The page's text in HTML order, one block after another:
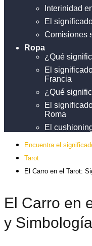
Interinidad
El
Comisiones
Ropa
¿Qué
El
Francia
¿Qué
El
Roma
El
Encuentra el
Tarot
El Carro en el Tarot:
El Carro en
y Simbología